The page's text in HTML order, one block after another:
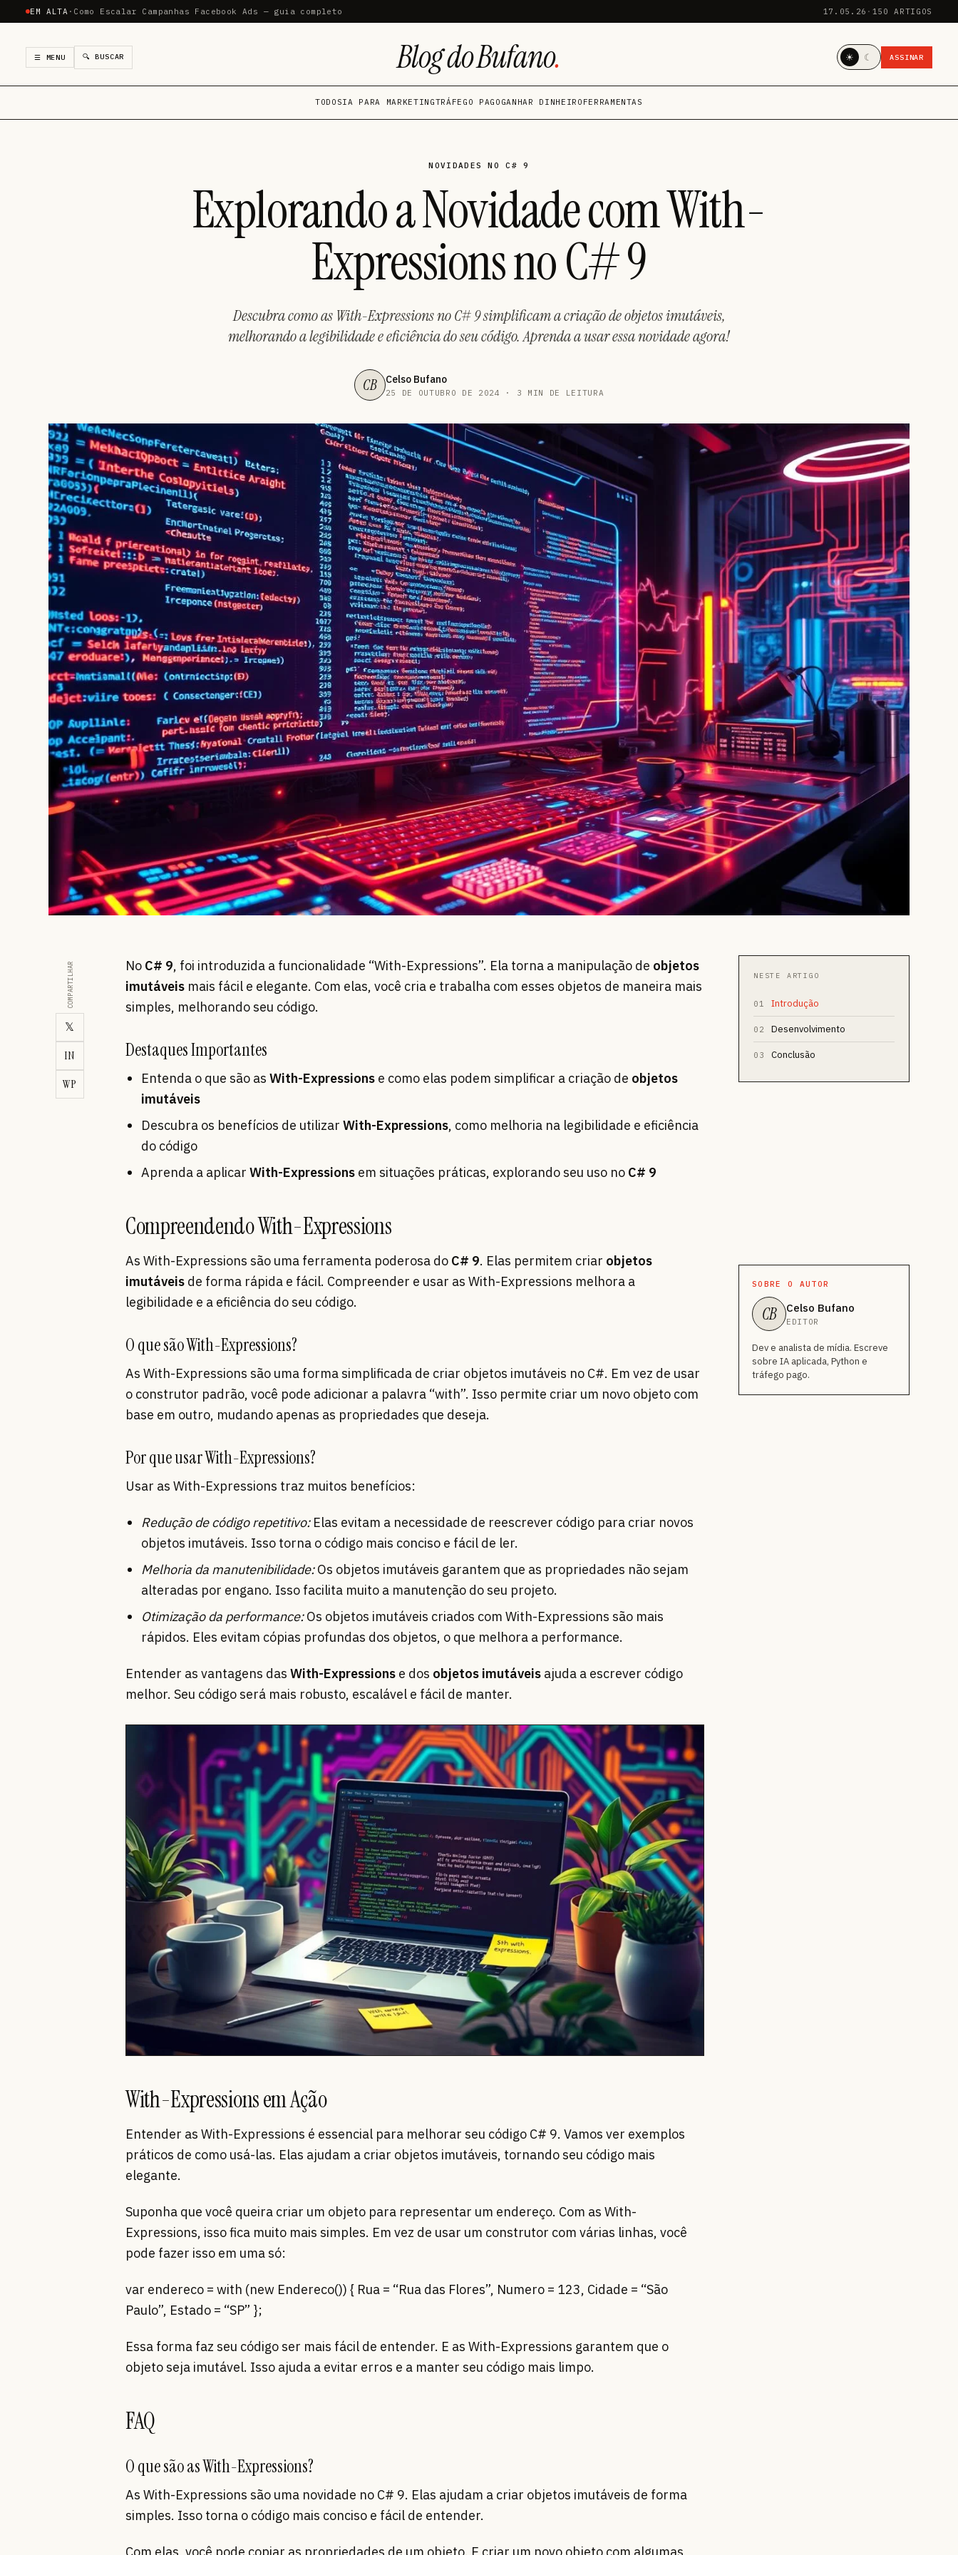
EM ALTA · Como Escalar Campanhas Facebook Ads — guia completo 17.05.26 · 150 ARTIGOS
☰ MENU 🔍 BUSCAR Blog do Bufano. ☀ ☾ ASSINAR
TODOSIA PARA MARKETINGTRÁFEGO PAGO GANHAR DINHEIRO FERRAMENTAS
NOVIDADES NO C# 9
Explorando a Novidade com With-
Expressions no C# 9
Descubra como as With-Expressions no C# 9 simplificam a criação de objetos imutáveis,
melhorando a legibilidade e eficiência do seu código. Aprenda a usar essa novidade agora!
CB Celso Bufano
25 DE OUTUBRO DE 2024 · 3 MIN DE LEITURA
COMPARTILHAR
𝕏
IN
WP
No C# 9, foi introduzida a funcionalidade “With-Expressions”. Ela torna a manipulação de objetos
imutáveis mais fácil e elegante. Com elas, você cria e trabalha com esses objetos de maneira mais
simples, melhorando seu código.
Destaques Importantes
Entenda o que são as With-Expressions e como elas podem simplificar a criação de objetos
imutáveis
Descubra os benefícios de utilizar With-Expressions, como melhoria na legibilidade e eficiência
do código
Aprenda a aplicar With-Expressions em situações práticas, explorando seu uso no C# 9
Compreendendo With-Expressions
As With-Expressions são uma ferramenta poderosa do C# 9. Elas permitem criar objetos
imutáveis de forma rápida e fácil. Compreender e usar as With-Expressions melhora a
legibilidade e a eficiência do seu código.
O que são With-Expressions?
As With-Expressions são uma forma simplificada de criar objetos imutáveis no C#. Em vez de usar
o construtor padrão, você pode adicionar a palavra “with”. Isso permite criar um novo objeto com
base em outro, mudando apenas as propriedades que deseja.
Por que usar With-Expressions?
Usar as With-Expressions traz muitos benefícios:
Redução de código repetitivo:Elas evitam a necessidade de reescrever código para criar novos
objetos imutáveis. Isso torna o código mais conciso e fácil de ler.
Melhoria da manutenibilidade:Os objetos imutáveis garantem que as propriedades não sejam
alteradas por engano. Isso facilita muito a manutenção do seu projeto.
Otimização da performance:Os objetos imutáveis criados com With-Expressions são mais
rápidos. Eles evitam cópias profundas dos objetos, o que melhora a performance.
Entender as vantagens das With-Expressions e dos objetos imutáveis ajuda a escrever código
melhor. Seu código será mais robusto, escalável e fácil de manter.
With-Expressions em Ação
Entender as With-Expressions é essencial para melhorar seu código C# 9. Vamos ver exemplos
práticos de como usá-las. Elas ajudam a criar objetos imutáveis, tornando seu código mais
elegante.
Suponha que você queira criar um objeto para representar um endereço. Com as With-
Expressions, isso fica muito mais simples. Em vez de usar um construtor com várias linhas, você
pode fazer isso em uma só:
var endereco = with (new Endereco()) { Rua = “Rua das Flores”, Numero = 123, Cidade = “São
Paulo”, Estado = “SP” };
Essa forma faz seu código ser mais fácil de entender. E as With-Expressions garantem que o
objeto seja imutável. Isso ajuda a evitar erros e a manter seu código mais limpo.
FAQ
O que são as With-Expressions?
As With-Expressions são uma novidade no C# 9. Elas ajudam a criar objetos imutáveis de forma
simples. Isso torna o código mais conciso e fácil de entender.
NESTE ARTIGO
01 Introdução
02 Desenvolvimento
03 Conclusão
SOBRE O AUTOR
CB Celso Bufano
EDITOR
Dev e analista de mídia. Escreve
sobre IA aplicada, Python e
tráfego pago.